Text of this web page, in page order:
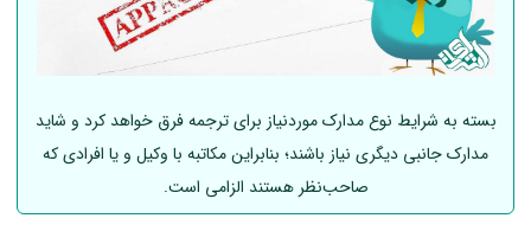
بسته به شرایط نوع مدارک موردنیاز برای ترجمه فرق خواهد کرد و شاید
مدارک جانبی دیگری نیاز باشند؛ بنابراین مکاتبه با وکیل و یا افرادی که
صاحب‌نظر هستند الزامی است.